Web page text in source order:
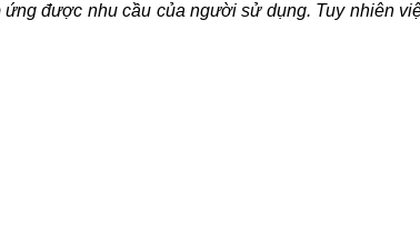
được nhu cầu của người sử dụng. Tuy nhiên